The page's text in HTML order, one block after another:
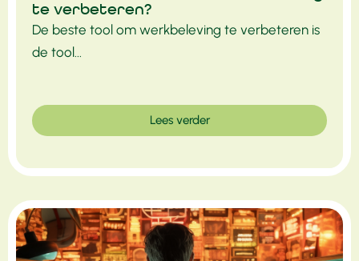
te verbeteren?
De beste tool om werkbeleving te verbeteren is
de tool...
Lees verder